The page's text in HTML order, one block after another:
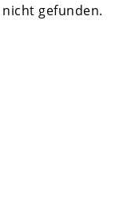
gefunden.